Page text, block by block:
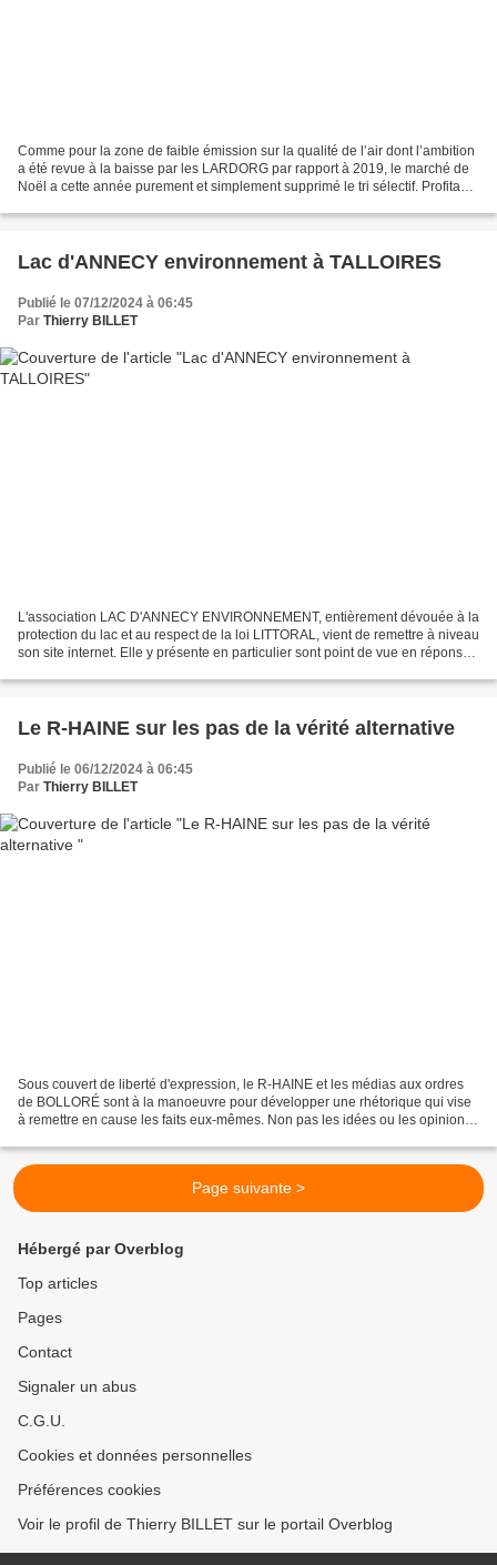
Comme pour la zone de faible émission sur la qualité de l’air dont l’ambition
a été revue à la baisse par les LARDORG par rapport à 2019, le marché de
Noël a cette année purement et simplement supprimé le tri sélectif. Profitant
Lac d'ANNECY environnement à TALLOIRES
Publié le 07/12/2024 à 06:45
Par Thierry BILLET
L'association LAC D'ANNECY ENVIRONNEMENT, entièrement dévouée à la
protection du lac et au respect de la loi LITTORAL, vient de remettre à niveau
son site internet. Elle y présente en particulier sont point de vue en réponse
Le R-HAINE sur les pas de la vérité alternative
Publié le 06/12/2024 à 06:45
Par Thierry BILLET
Sous couvert de liberté d'expression, le R-HAINE et les médias aux ordres
de BOLLORÉ sont à la manoeuvre pour développer une rhétorique qui vise
à remettre en cause les faits eux-mêmes. Non pas les idées ou les opinions
Page suivante >
Hébergé par Overblog
Top articles
Pages
Contact
Signaler un abus
C.G.U.
Cookies et données personnelles
Préférences cookies
Voir le profil de Thierry BILLET sur le portail Overblog